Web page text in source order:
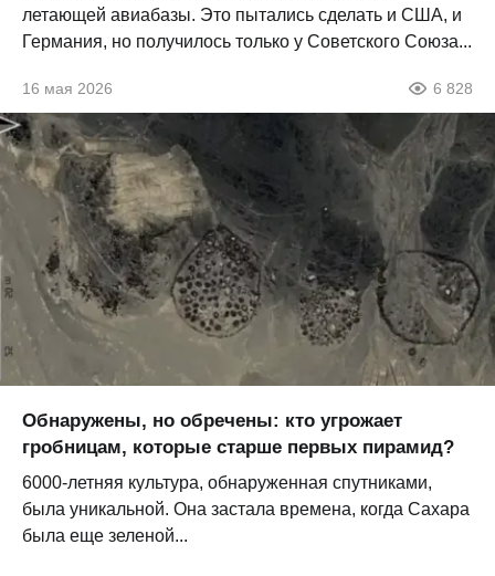
летающей авиабазы. Это пытались сделать и США, и
Германия, но получилось только у Советского Союза...
16 мая 2026 6 828
Обнаружены, но обречены: кто угрожает
гробницам, которые старше первых пирамид?
6000-летняя культура, обнаруженная спутниками,
была уникальной. Она застала времена, когда Сахара
была еще зеленой...